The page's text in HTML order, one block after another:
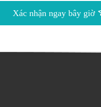
Xác nhận ngay bây giờ